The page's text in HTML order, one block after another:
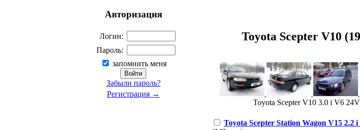
Авторизация
Логин:
Пароль:
запомнить меня
Забыли пароль?
Регистрация →
Toyota Scepter V10
Toyota Scepter V10 3.0 i V6
Toyota Scepter Station Wagon V15 2.2 i